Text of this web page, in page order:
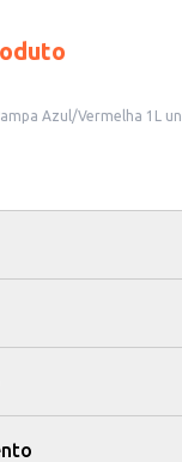
Azul/Vermelha 1L un